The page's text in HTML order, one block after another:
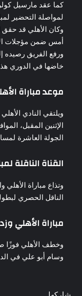
كما عقد مارسيل
لمواصلة التحضير
وكان الأهلي قد حقق
أمس ضمن مؤجلات
‏خاضها في الدوري
موعد مباراة
ويلتقي النادي
الجولة العاشرة
القناة الناقلة
وتذاع مباراة
الناقل الحصري
مباراة الأهلي وزد
وخطف الأهلي فوزًا
وسام أبو علي في الدقيقة 89 من زمن
‫X
‫Pocket